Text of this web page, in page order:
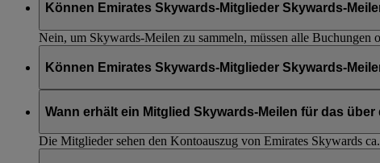
Können Emirates Skywards-Mitglieder Skywards-
Nein, um Skywards-Meilen zu sammeln, müssen alle Buchungen
Können Emirates Skywards-Mitglieder Skywards-
Wann erhält ein Mitglied Skywards-Meilen für das
Die Mitglieder sehen den Kontoauszug von Emirates Skywards